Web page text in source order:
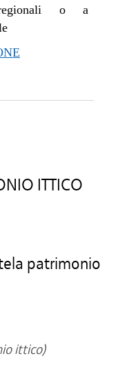
o a
ITTICO
patrimonio
ittico)